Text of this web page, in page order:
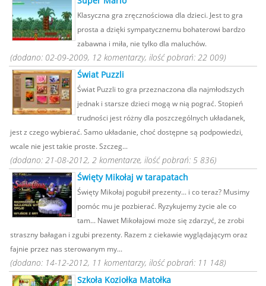
Klasyczna gra zręcznościowa dla dzieci. Jest to gra
prosta a dzięki sympatycznemu bohaterowi bardzo
zabawna i miła, nie tylko dla maluchów.
(dodano: 02-09-2009, 12 komentarzy, ilość pobrań: 22 009)
Świat Puzzli
Świat Puzzli to gra przeznaczona dla najmłodszych
jednak i starsze dzieci mogą w nią pograć. Stopień
trudności jest różny dla poszczególnych układanek,
jest z czego wybierać. Samo układanie, choć dostępne są podpowiedzi,
wcale nie jest takie proste. Szczeg...
(dodano: 21-08-2012, 2 komentarze, ilość pobrań: 5 836)
Święty Mikołaj w tarapatach
Święty Mikołaj pogubił prezenty... i co teraz? Musimy
pomóc mu je pozbierać. Ryzykujemy życie ale co
tam... Nawet Mikołajowi może się zdarzyć, że zrobi
straszny bałagan i zgubi prezenty. Razem z ciekawie wyglądającym oraz
fajnie przez nas sterowanym my...
(dodano: 14-12-2012, 11 komentarzy, ilość pobrań: 11 148)
Szkoła Koziołka Matołka